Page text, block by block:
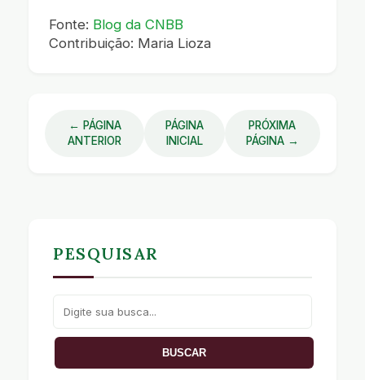
Fonte: Blog da CNBB
Contribuição: Maria Lioza
← PÁGINA
ANTERIOR
PÁGINA
INICIAL
PRÓXIMA
PÁGINA →
PESQUISAR